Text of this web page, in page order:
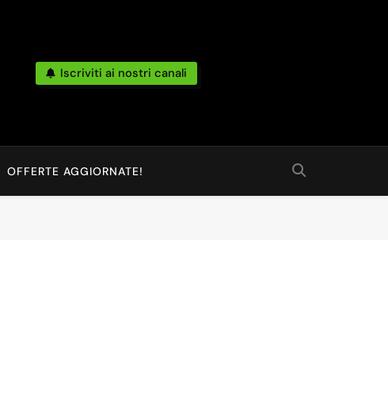
Iscriviti ai nostri canali
OFFERTE AGGIORNATE!